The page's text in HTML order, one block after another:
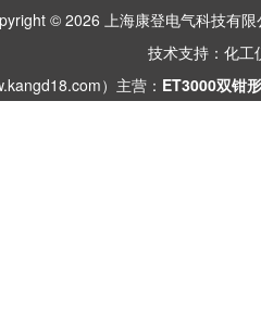
© 2026 上海康登电气科技有
技术支持： 化工
）主营： ET3000双钳